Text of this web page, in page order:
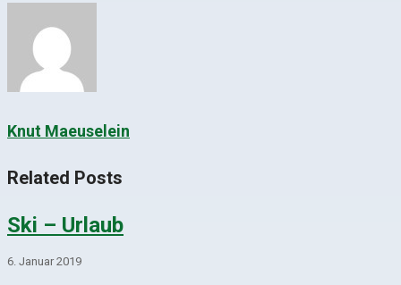
Knut Maeuselein
Related Posts
Ski – Urlaub
6. Januar 2019